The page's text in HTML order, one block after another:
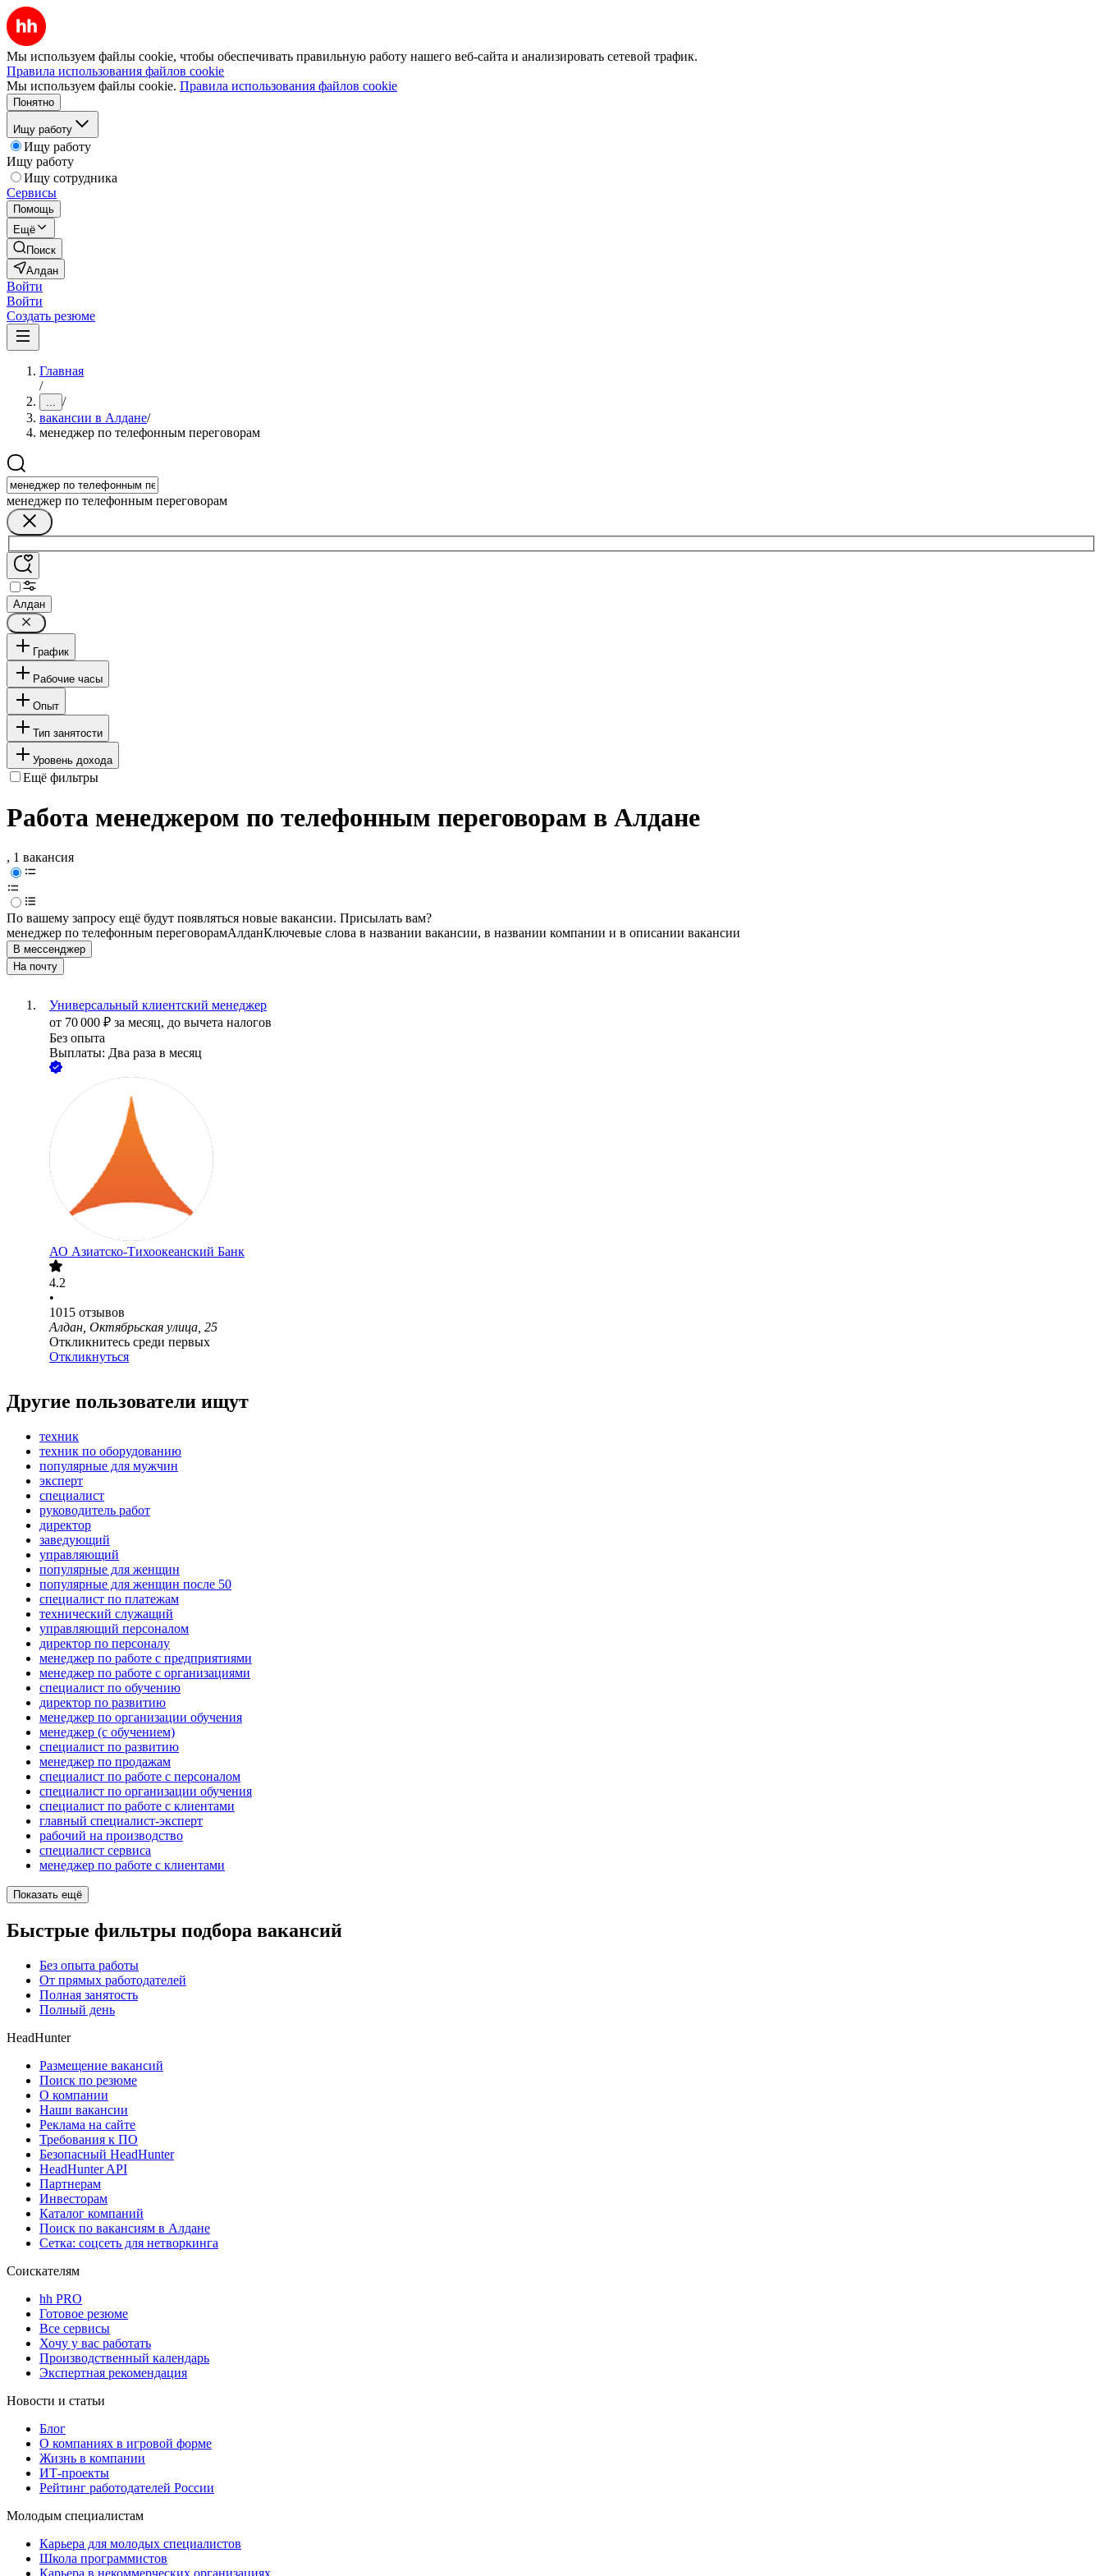
Мы используем файлы cookie, чтобы обеспечивать правильную работу нашего веб-сайта и анализировать сетевой трафик.
Правила использования файлов cookie
Мы используем файлы cookie. Правила использования файлов cookie
Понятно
Ищу работу
Ищу работу
Ищу работу
Ищу сотрудника
Сервисы
Помощь
Ещё
Поиск
Алдан
Войти
Войти
Создать резюме
Главная
/
... /
вакансии в Алдане/
менеджер по телефонным переговорам
менеджер по телефонным переговорам
Алдан
График
Рабочие часы
Опыт
Тип занятости
Уровень дохода
Ещё фильтры
Работа менеджером по телефонным переговорам в Алдане
, 1 вакансия
По вашему запросу ещё будут появляться новые вакансии. Присылать вам?
менеджер по телефонным переговорамАлданКлючевые слова в названии вакансии, в названии компании и в описании вакансии
В мессенджер
На почту
Универсальный клиентский менеджер
от 70 000 ₽ за месяц, до вычета налогов
Без опыта
Выплаты: Два раза в месяц
АО Азиатско-Тихоокеанский Банк
4.2
•
1015 отзывов
Алдан, Октябрьская улица, 25
Откликнитесь среди первых
Откликнуться
Другие пользователи ищут
техник
техник по оборудованию
популярные для мужчин
эксперт
специалист
руководитель работ
директор
заведующий
управляющий
популярные для женщин
популярные для женщин после 50
специалист по платежам
технический служащий
управляющий персоналом
директор по персоналу
менеджер по работе с предприятиями
менеджер по работе с организациями
специалист по обучению
директор по развитию
менеджер по организации обучения
менеджер (с обучением)
специалист по развитию
менеджер по продажам
специалист по работе с персоналом
специалист по организации обучения
специалист по работе с клиентами
главный специалист-эксперт
рабочий на производство
специалист сервиса
менеджер по работе с клиентами
Показать ещё
Быстрые фильтры подбора вакансий
Без опыта работы
От прямых работодателей
Полная занятость
Полный день
HeadHunter
Размещение вакансий
Поиск по резюме
О компании
Наши вакансии
Реклама на сайте
Требования к ПО
Безопасный HeadHunter
HeadHunter API
Партнерам
Инвесторам
Каталог компаний
Поиск по вакансиям в Алдане
Сетка: соцсеть для нетворкинга
Соискателям
hh PRO
Готовое резюме
Все сервисы
Хочу у вас работать
Производственный календарь
Экспертная рекомендация
Новости и статьи
Блог
О компаниях в игровой форме
Жизнь в компании
ИТ-проекты
Рейтинг работодателей России
Молодым специалистам
Карьера для молодых специалистов
Школа программистов
Карьера в некоммерческих организациях